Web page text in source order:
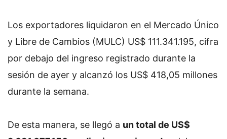
Los exportadores liquidaron en el Mercado Único
y Libre de Cambios (MULC) US$ 111.341.195, cifra
por debajo del ingreso registrado durante la
sesión de ayer y alcanzó los US$ 418,05 millones
durante la semana.
De esta manera, se llegó a un total de US$